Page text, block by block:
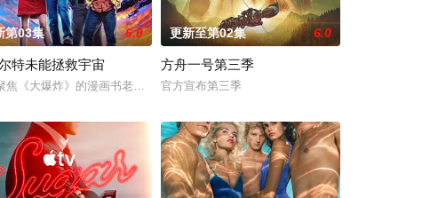
刑警，原以为能过上平静生活。然而，当地接连发生游客离奇死亡事件，他不得不
第03集 6.0
特未能拯救宇宙
焦《大爆炸》的漫画书老板斯图尔特·布鲁姆，他弄坏了一个谢尔顿和莱纳德制造
更新至第02集 6.0
方舟一号第三季
官方宣布第三季